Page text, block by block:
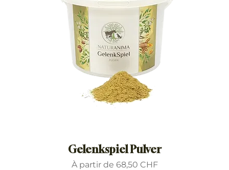
Gelenkspiel Pulver
À partir de 68,50 CHF
Prix promotionnel